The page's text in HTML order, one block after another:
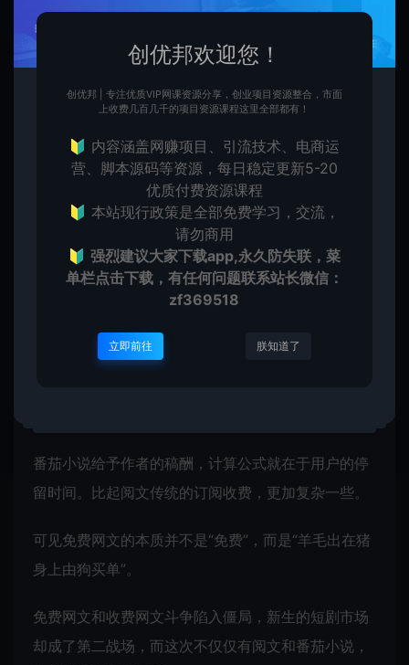
番茄小说举着免费的大旗，一度声势浩大，甚至大有
将前浪拍死在沙滩上的趋势。
虽然打着免费的旗号，在月活用户领先于阅文，可番
茄小说并不是“真正免费”。用户虽然得到了免费的网
文，但是要被动接受广告的洗礼，成为番茄赚钱的锚
简单来说，番茄小说的盈利模式则是更多的依靠于广
告收入，在用户阅读小说时，平台会推送各类广告，
甚至还有抖音直播间的引流广告。
并且这个广告是无法关闭的，用户必须强忍着看完最
少五秒以上的广告，如果用户不想在番茄小说上看广
番茄小说给予作者的稿酬，计算公式就在于用户的停
留时间。比起阅文传统的订阅收费，更加复杂一些。
可见免费网文的本质并不是“免费”，而是“羊毛出在猪
身上由狗买单”。
免费网文和收费网文斗争陷入僵局，新生的短剧市场
却成了第二战场，而这次不仅仅有阅文和番茄小说，
创优邦欢迎您！
创优邦 | 专注优质VIP网课资源分享，创业项目资源整合，市面
上收费几百几千的项目资源课程这里全部都有！
🔰 内容涵盖网赚项目、引流技术、电商运
营、脚本源码等资源，每日稳定更新5-20
优质付费资源课程
🔰 本站现行政策是全部免费学习，交流，
请勿商用
🔰强烈建议大家下载app,永久防失联，菜
单栏点击下载，有任何问题联系站长微信：
zf369518
立即前往 朕知道了